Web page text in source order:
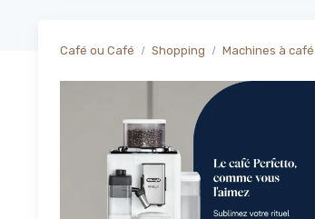
Café ou Café Shopping Machines à café